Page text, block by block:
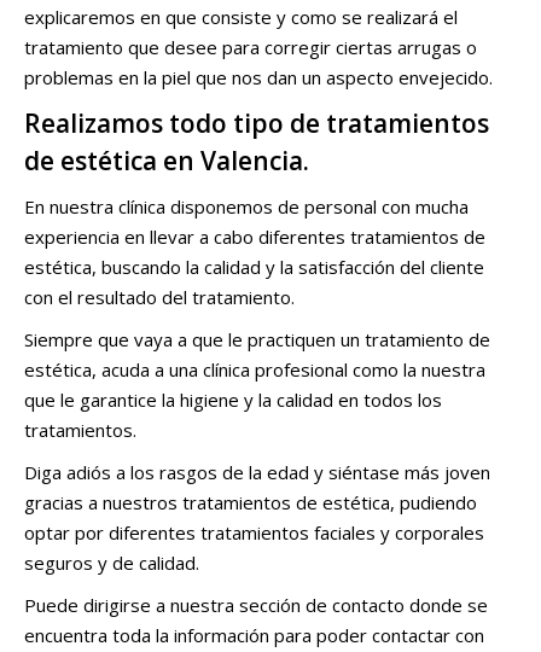
explicaremos en que consiste y como se realizará el
tratamiento que desee para corregir ciertas arrugas o
problemas en la piel que nos dan un aspecto envejecido.
Realizamos todo tipo de tratamientos
de estética en Valencia.
En nuestra clínica disponemos de personal con mucha
experiencia en llevar a cabo diferentes tratamientos de
estética, buscando la calidad y la satisfacción del cliente
con el resultado del tratamiento.
Siempre que vaya a que le practiquen un tratamiento de
estética, acuda a una clínica profesional como la nuestra
que le garantice la higiene y la calidad en todos los
tratamientos.
Diga adiós a los rasgos de la edad y siéntase más joven
gracias a nuestros tratamientos de estética, pudiendo
optar por diferentes tratamientos faciales y corporales
seguros y de calidad.
Puede dirigirse a nuestra sección de contacto donde se
encuentra toda la información para poder contactar con